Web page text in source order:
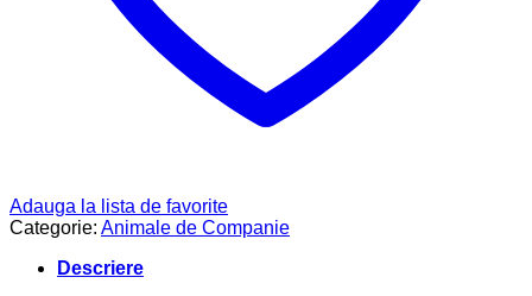
Adauga la lista de favorite
Categorie: Animale de Companie
Descriere